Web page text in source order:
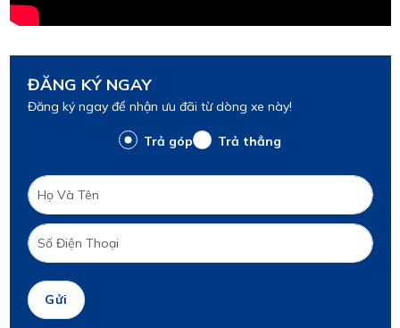
ĐĂNG KÝ NGAY
Đăng ký ngay để nhận ưu đãi từ dòng xe này!
Trả góp Trả thẳng
Gửi